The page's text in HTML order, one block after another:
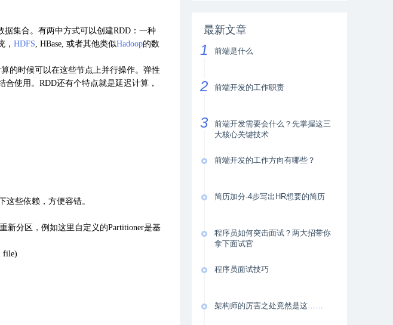
集合。有两中方式可以创建RDD：一种
， HDFS, HBase, 或者其他类似Hadoop的数
的时候可以在这些节点上并行操作。弹性
使用。RDD还有个特点就是延迟计算，
些依赖，方便容错。
新分区，例如这里自定义的Partitioner是基
file)
最新文章
前端是什么
前端开发的工作职责
前端开发需要会什么？先掌握这三
大核心关键技术
前端开发的工作方向有哪些？
简历加分-4步写出HR想要的简历
程序员如何突击面试？两大招带你
拿下面试官
程序员面试技巧
架构师的厉害之处竟然是这……